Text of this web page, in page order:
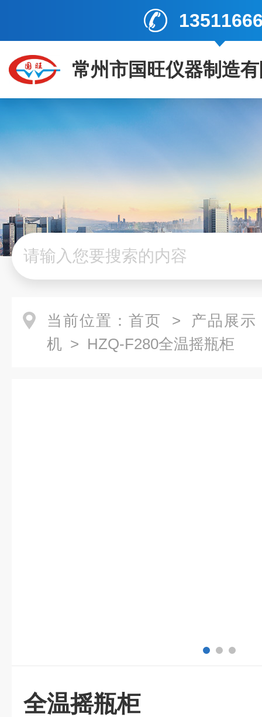
常州市国旺仪器制造
当前位置： 首页 > 产品展示
机 > HZQ-F280全温摇瓶柜
全温摇瓶柜